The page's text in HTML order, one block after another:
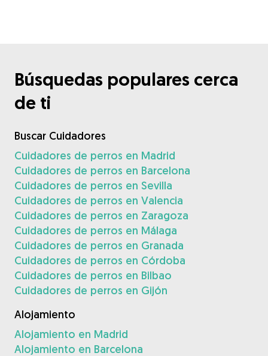
Búsquedas populares cerca
de ti
Buscar Cuidadores
Cuidadores de perros en Madrid
Cuidadores de perros en Barcelona
Cuidadores de perros en Sevilla
Cuidadores de perros en Valencia
Cuidadores de perros en Zaragoza
Cuidadores de perros en Málaga
Cuidadores de perros en Granada
Cuidadores de perros en Córdoba
Cuidadores de perros en Bilbao
Cuidadores de perros en Gijón
Alojamiento
Alojamiento en Madrid
Alojamiento en Barcelona